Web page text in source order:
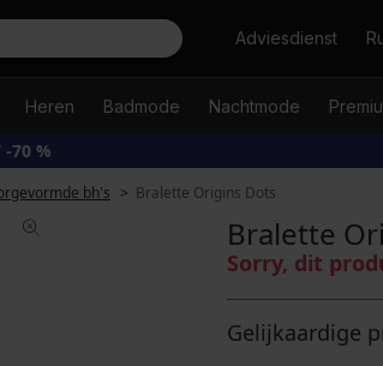
ZoekenAdviesdienst
Heren Badmode Nachtmode
-70 %
bh's Bralette Origins Dots
Bralette
Sorry, dit
Gelijkaardige